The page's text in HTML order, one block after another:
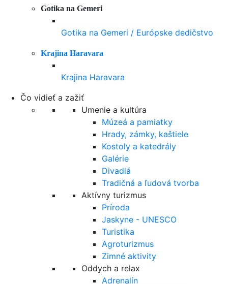
Gotika na Gemeri
Gotika na Gemeri / Európske dedičstvo
Krajina Haravara
Krajina Haravara
Čo vidieť a zažiť
Umenie a kultúra
Múzeá a pamiatky
Hrady, zámky, kaštiele
Kostoly a katedrály
Galérie
Divadlá
Tradičná a ľudová tvorba
Aktívny turizmus
Príroda
Jaskyne - UNESCO
Turistika
Agroturizmus
Zimné aktivity
Oddych a relax
Adrenalín